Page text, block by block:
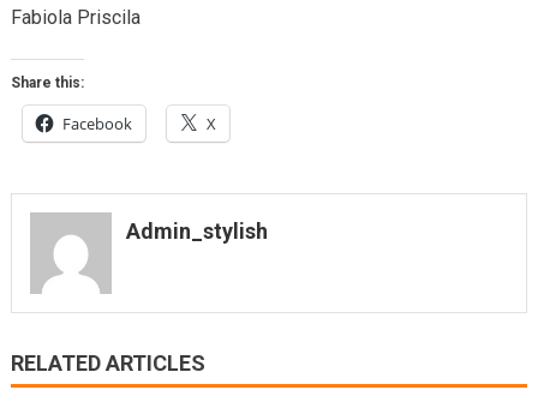
Fabiola Priscila
Share this:
Facebook X
Admin_stylish
RELATED ARTICLES